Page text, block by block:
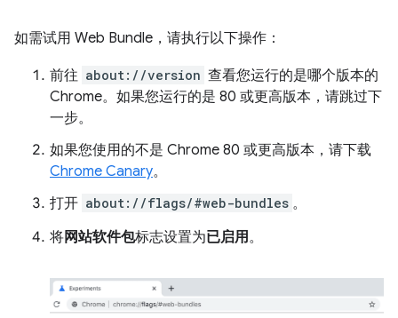
如需试用 Web Bundle，请执行以下操作：
前往 about://version 查看您运行的是哪个版本的
Chrome。如果您运行的是 80 或更高版本，请跳过下
一步。
如果您使用的不是 Chrome 80 或更高版本，请下载
Chrome Canary。
打开 about://flags/#web-bundles 。
将网站软件包标志设置为已启用。